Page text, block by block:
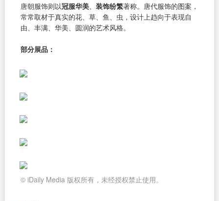
唐朝服饰则以冠服华美 装饰纷繁著称。唐代服饰的图案，
常常取材于真实的花、草、鱼、虫，设计上趋向于表现自
由、丰满、华美、圆润的艺术风格。
部分展品：
© iDaily Media 版权所有，未经授权禁止使用。